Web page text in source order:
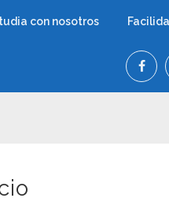
con nosotros